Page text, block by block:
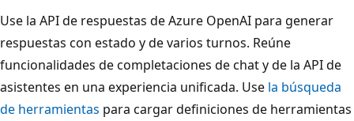
Use la API de respuestas de Azure OpenAI para generar
respuestas con estado y de varios turnos. Reúne
funcionalidades de completaciones de chat y de la API de
asistentes en una experiencia unificada. Use la búsqueda
de herramientas para cargar definiciones de herramientas